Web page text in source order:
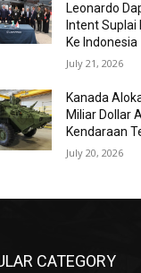
Leonardo
Intent Suplai
Ke Indonesia
July 21, 2026
Kanada
Miliar Dollar
Kendaraan
July 20, 2026
CATEGORY